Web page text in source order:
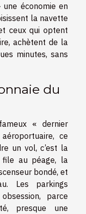
économie en
la navette
ceux qui optent
achètent de la
minutes, sans
du
« dernier
ce
un vol, c’est la
au péage, la
bondé, et
Les parkings
parce
presque une